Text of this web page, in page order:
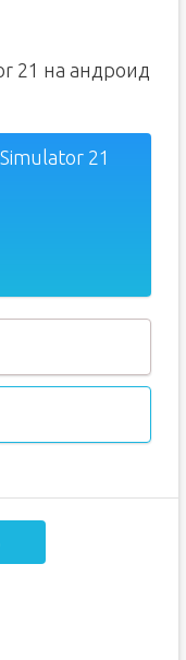
21 на андроид
21